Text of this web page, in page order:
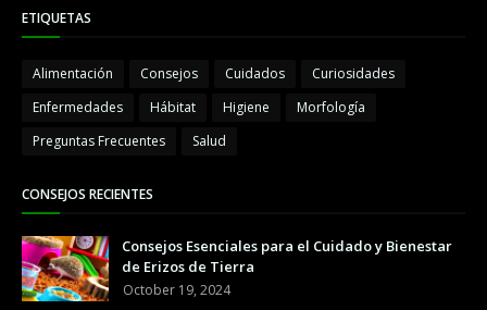
ETIQUETAS
Alimentación Consejos Cuidados
Curiosidades
Enfermedades
Hábitat Higiene
Morfología
Preguntas Frecuentes
Salud
CONSEJOS RECIENTES
Consejos Esenciales para el Cuidado y Bienestar
de Erizos de Tierra
October 19, 2024